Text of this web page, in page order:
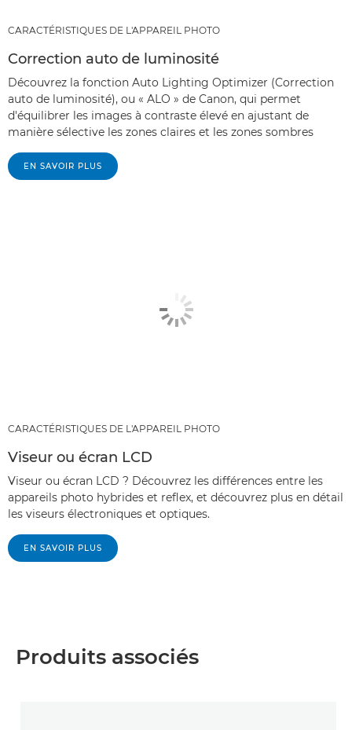
CARACTÉRISTIQUES DE L'APPAREIL PHOTO
Correction auto de luminosité
Découvrez la fonction Auto Lighting Optimizer (Correction
auto de luminosité), ou « ALO » de Canon, qui permet
d'équilibrer les images à contraste élevé en ajustant de
manière sélective les zones claires et les zones sombres
EN SAVOIR PLUS
CARACTÉRISTIQUES DE L'APPAREIL PHOTO
Viseur ou écran LCD
Viseur ou écran LCD ? Découvrez les différences entre les
appareils photo hybrides et reflex, et découvrez plus en détail
les viseurs électroniques et optiques.
EN SAVOIR PLUS
Produits associés